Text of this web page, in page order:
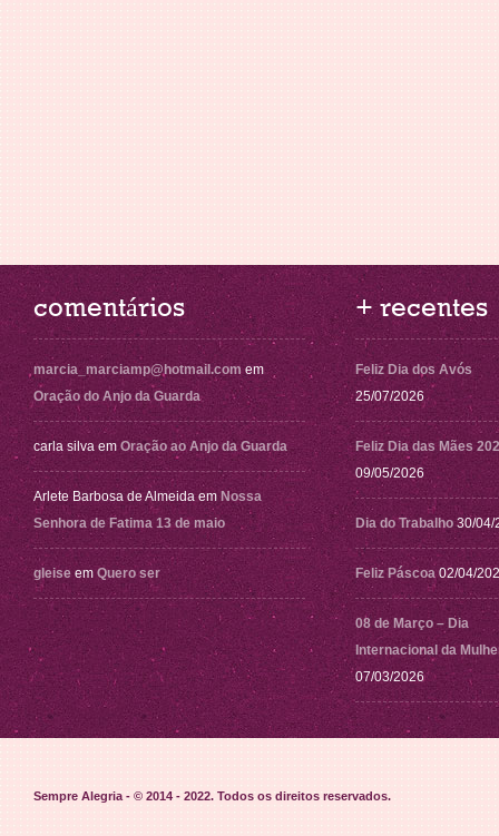
comentários
marcia_marciamp@hotmail.com em
Oração do Anjo da Guarda
carla silva em Oração ao Anjo da Guarda
Arlete Barbosa de Almeida em Nossa
Senhora de Fatima 13 de maio
gleise em Quero ser
+ recentes
Feliz Dia dos Avós
25/07/2026
Feliz Dia das Mães
09/05/2026
Dia do Trabalho 30/04/
Feliz Páscoa 02/04/
08 de Março – Dia
Internacional da
07/03/2026
Sempre Alegria - © 2014 - 2022. Todos os direitos reservados.